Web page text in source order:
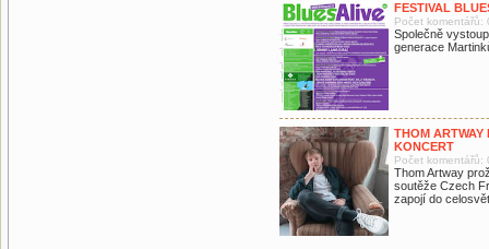
FESTIVAL
Počet komentářů:
Společně
generace
THOM ARTWAY
KONCERT
Počet komentářů:
Thom Artway
soutěže Czech
zapojí do